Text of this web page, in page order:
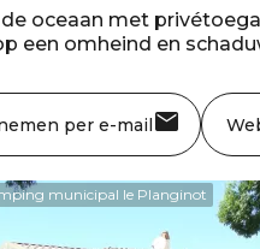
oceaan met
een omheind en
per e-mail
municipal le Planginot